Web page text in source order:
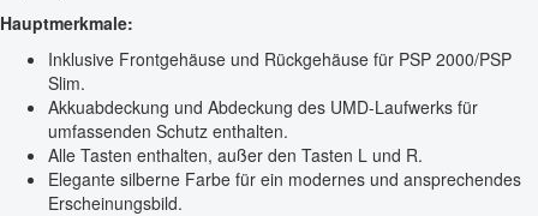
Hauptmerkmale:
Inklusive Frontgehäuse und Rückgehäuse für PSP 2000/PSP
Slim.
Akkuabdeckung und Abdeckung des UMD-Laufwerks für
umfassenden Schutz enthalten.
Alle Tasten enthalten, außer den Tasten L und R.
Elegante silberne Farbe für ein modernes und ansprechendes
Erscheinungsbild.